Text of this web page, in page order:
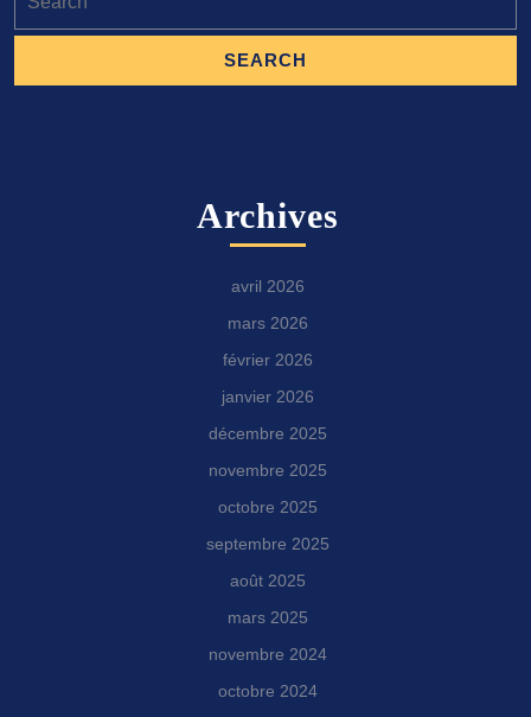
for:
Archives
avril 2026
mars 2026
février 2026
janvier 2026
décembre 2025
novembre 2025
octobre 2025
septembre 2025
août 2025
mars 2025
novembre 2024
octobre 2024